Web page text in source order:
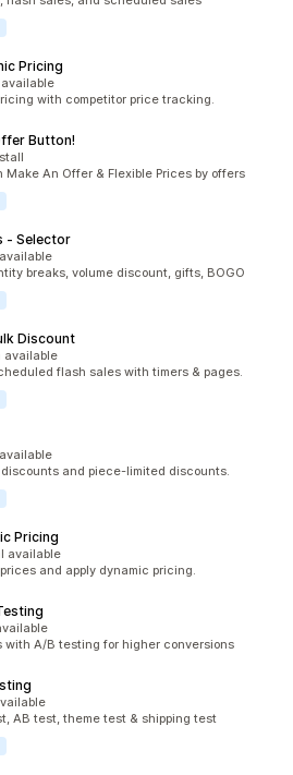
Pricing
68
with competitor price tracking.
Button!
68
Make An Offer & Flexible Prices by offers
‑ Selector
61
breaks, volume discount, gifts, BOGO
Discount
101
available
flash sales with timers & pages.
34
discounts and piece-limited discounts.
Pricing
208
available
and apply dynamic pricing.
19
with A/B testing for higher conversions
71
AB test, theme test & shipping test